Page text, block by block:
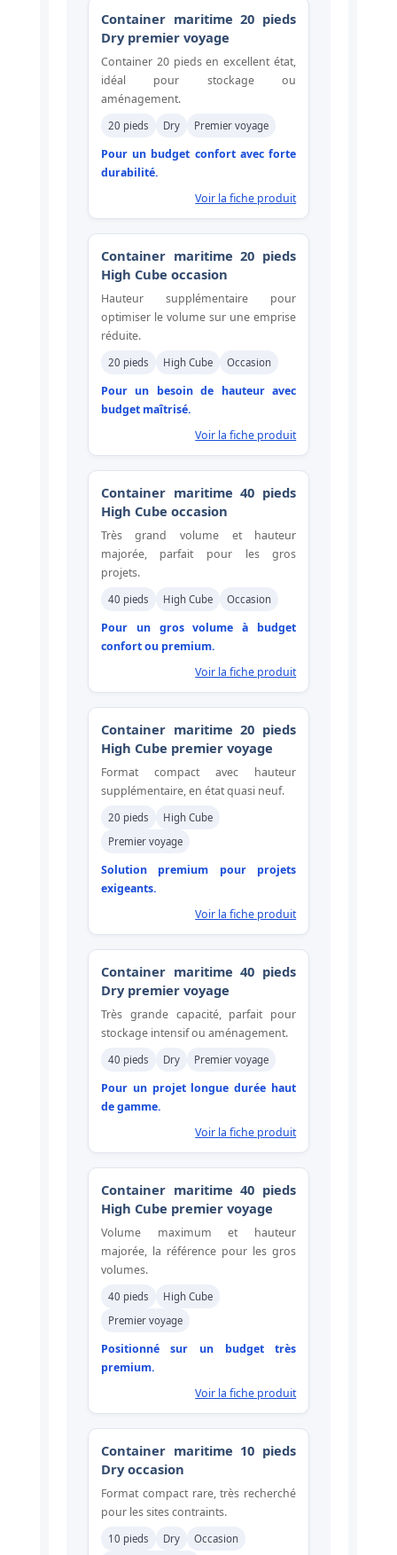
Container maritime 20 pieds
Dry premier voyage
Container 20 pieds en excellent état,
idéal pour stockage ou
aménagement.
20 pieds Dry Premier voyage
Pour un budget confort avec forte
durabilité.
Voir la fiche produit
Container maritime 20 pieds
High Cube occasion
Hauteur supplémentaire pour
optimiser le volume sur une emprise
réduite.
20 pieds High Cube Occasion
Pour un besoin de hauteur avec
budget maîtrisé.
Voir la fiche produit
Container maritime 40 pieds
High Cube occasion
Très grand volume et hauteur
majorée, parfait pour les gros
projets.
40 pieds High Cube Occasion
Pour un gros volume à budget
confort ou premium.
Voir la fiche produit
Container maritime 20 pieds
High Cube premier voyage
Format compact avec hauteur
supplémentaire, en état quasi neuf.
20 pieds
High Cube
Premier voyage
Solution premium pour projets
exigeants.
Voir la fiche produit
Container maritime 40 pieds
Dry premier voyage
Très grande capacité, parfait pour
stockage intensif ou aménagement.
40 pieds Dry Premier voyage
Pour un projet longue durée haut
de gamme.
Voir la fiche produit
Container maritime 40 pieds
High Cube premier voyage
Volume maximum et hauteur
majorée, la référence pour les gros
volumes.
40 pieds
High Cube
Premier voyage
Positionné sur un budget très
premium.
Voir la fiche produit
Container maritime 10 pieds
Dry occasion
Format compact rare, très recherché
pour les sites contraints.
10 pieds Dry
Occasion